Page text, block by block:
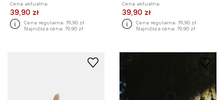
Cena aktualna:
39,90 zł
Cena regularna: 79,90 zł
Najniższa cena: 79,90 zł
Cena aktualna:
39,90 zł
Cena regularna: 79,90 zł
Najniższa cena: 79,90 zł